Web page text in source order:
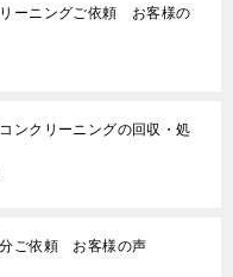
リーニングご依頼 お客様の
ンクリーニングの回収・処
ご依頼 お客様の声